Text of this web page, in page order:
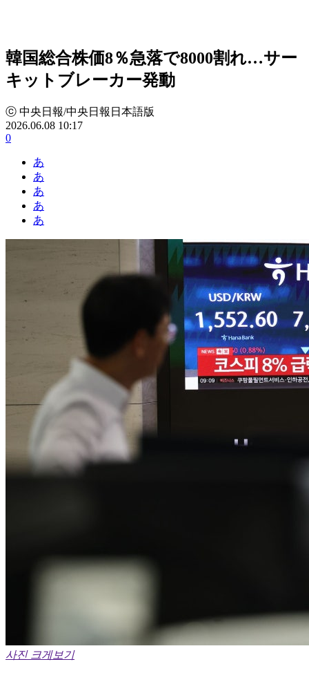
韓国総合株価8％急落で8000割れ…サー
キットブレーカー発動
ⓒ 中央日報/中央日報日本語版
2026.06.08 10:17
0
あ
あ
あ
あ
あ
사진 크게보기